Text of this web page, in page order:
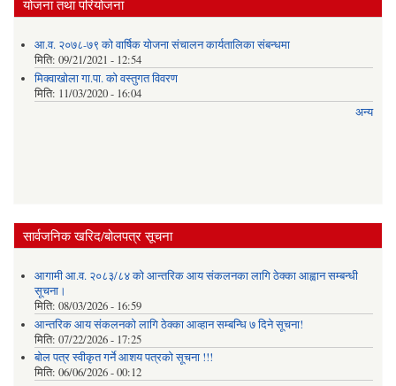
योजना तथा परियोजना
आ.व. २०७८-७९ को वार्षिक योजना संचालन कार्यतालिका संबन्धमा
मिति: 09/21/2021 - 12:54
मिक्वाखोला गा.पा. को वस्तुगत विवरण
मिति: 11/03/2020 - 16:04
अन्य
सार्वजनिक खरिद/बोलपत्र सूचना
आगामी आ.व. २०८३/८४ को आन्तरिक आय संकलनका लागि ठेक्का आह्वान सम्बन्धी
सूचना।
मिति: 08/03/2026 - 16:59
आन्तरिक आय संकलनको लागि ठेक्‍का आव्हान सम्बन्धि ७ दिने सूचना!
मिति: 07/22/2026 - 17:25
बोल पत्र स्वीकृत गर्ने आशय पत्रको सूचना !!!
मिति: 06/06/2026 - 00:12